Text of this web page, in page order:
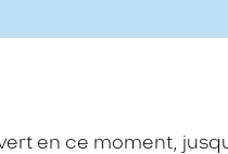
en ce moment,